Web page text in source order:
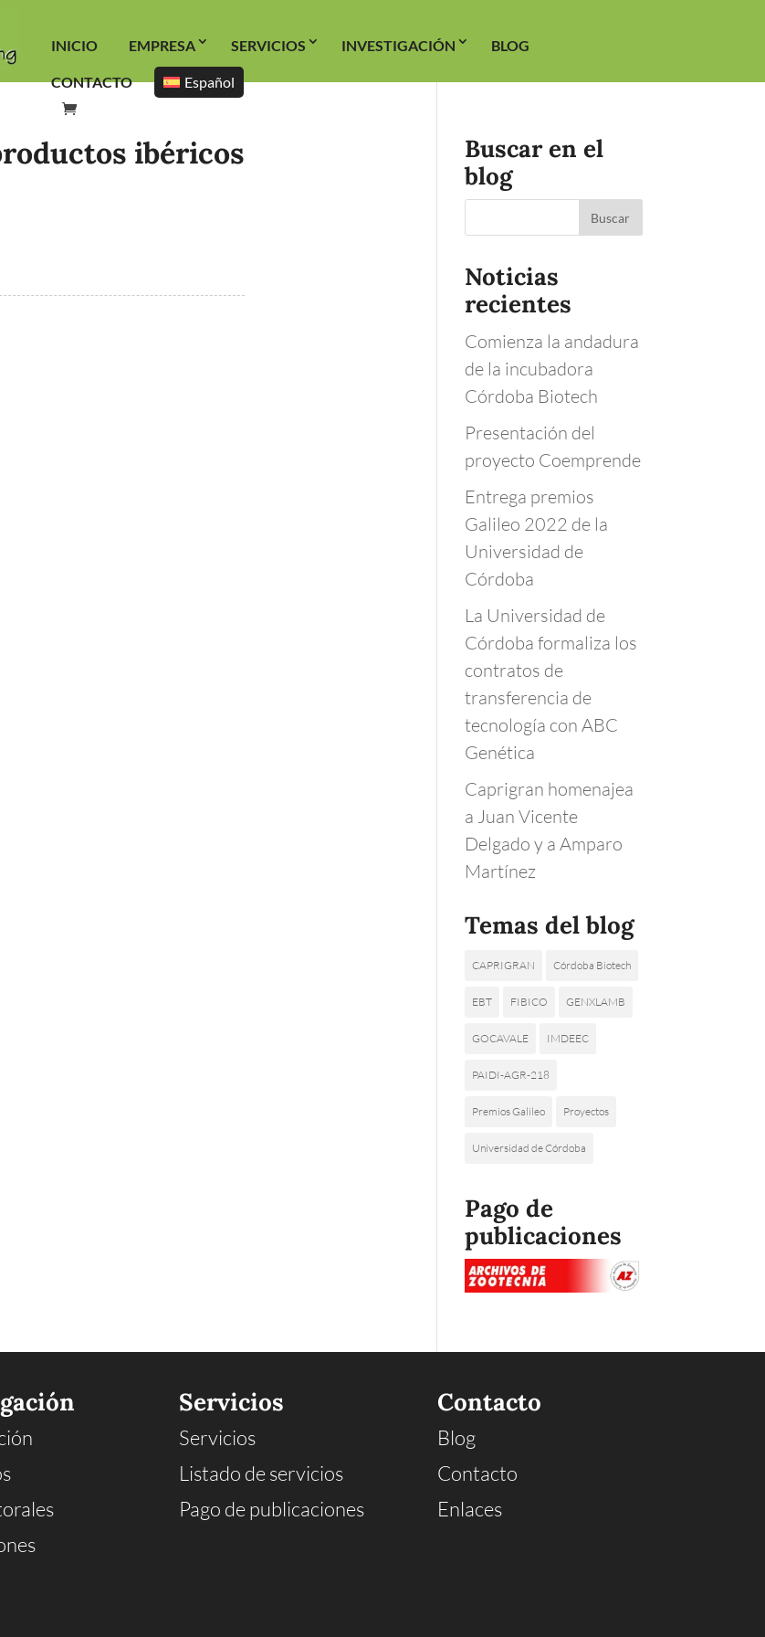
INICIO EMPRESA SERVICIOS INVESTIGACIÓN BLOG
CONTACTO Español
ibéricos
Buscar en el
blog
Noticias
recientes
Comienza la andadura
de la incubadora
Córdoba Biotech
Presentación del
proyecto Coemprende
Entrega premios
Galileo 2022 de la
Universidad de
Córdoba
La Universidad de
Córdoba formaliza los
contratos de
transferencia de
tecnología con ABC
Genética
Caprigran homenajea
a Juan Vicente
Delgado y a Amparo
Martínez
Temas del blog
CAPRIGRAN Córdoba Biotech
EBT FIBICO GENXLAMB
GOCAVALE IMDEEC
PAIDI-AGR-218
Premios Galileo Proyectos
Universidad de Córdoba
Pago de
publicaciones
Servicios
Servicios
Listado de servicios
Pago de publicaciones
Contacto
Blog
Contacto
Enlaces